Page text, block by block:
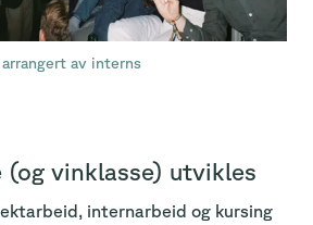
av interns
(og vinklasse) utvikles
internarbeid og kursing